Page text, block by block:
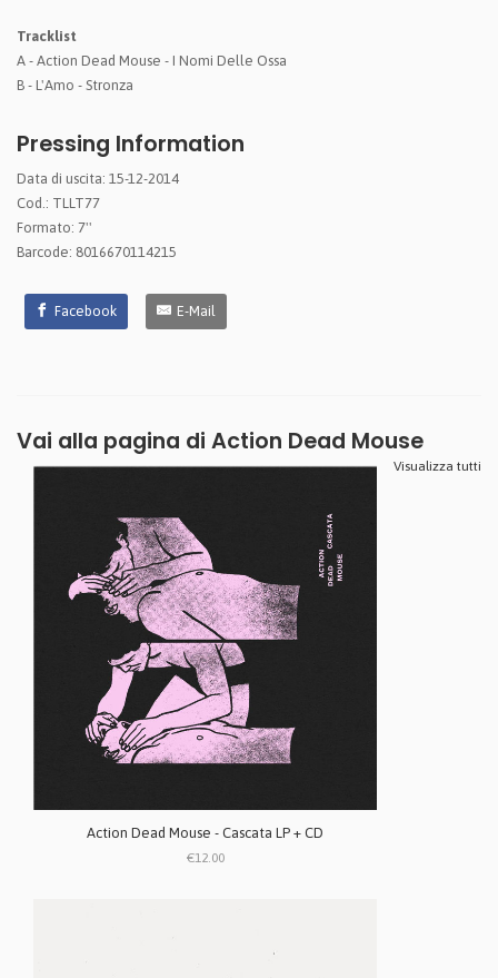
Tracklist
A - Action Dead Mouse - I Nomi Delle Ossa
B - L'Amo - Stronza
Pressing Information
Data di uscita: 15-12-2014
Cod.: TLLT77
Formato: 7''
Barcode: 8016670114215
Facebook E-Mail
Vai alla pagina di Action Dead Mouse
Visualizza tutti
Action Dead Mouse - Cascata LP + CD
€12.00